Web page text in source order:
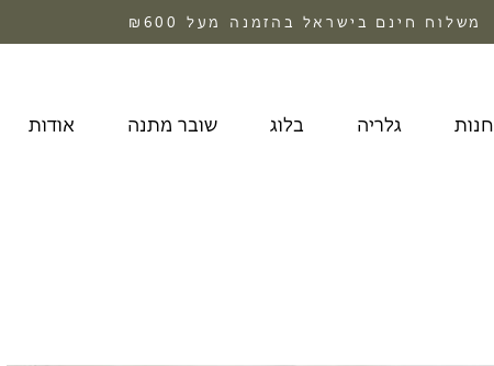
משלוח חינם בישראל בהזמנה מעל ₪600
חנות גלריה בלוג שובר מתנה אודות